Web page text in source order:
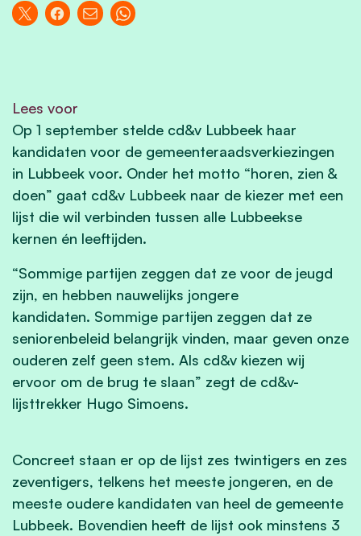
Lees voor
Op 1 september stelde cd&v Lubbeek haar
kandidaten voor de gemeenteraadsverkiezingen
in Lubbeek voor. Onder het motto “horen, zien &
doen” gaat cd&v Lubbeek naar de kiezer met een
lijst die wil verbinden tussen alle Lubbeekse
kernen én leeftijden.
“Sommige partijen zeggen dat ze voor de jeugd
zijn, en hebben nauwelijks jongere
kandidaten. Sommige partijen zeggen dat ze
seniorenbeleid belangrijk vinden, maar geven onze
ouderen zelf geen stem. Als cd&v kiezen wij
ervoor om de brug te slaan” zegt de cd&v-
lijsttrekker Hugo Simoens.
Concreet staan er op de lijst zes twintigers en zes
zeventigers, telkens het meeste jongeren, en de
meeste oudere kandidaten van heel de gemeente
Lubbeek. Bovendien heeft de lijst ook minstens 3